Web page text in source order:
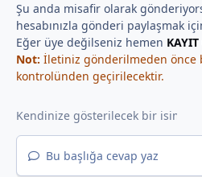
Şu anda misafir olarak
hesabınızla gönderi paylaşmak
Eğer üye değilseniz hemen
Not: İletiniz gönderilmeden önce
kontrolünden geçirilecektir.
Bu başlığa cevap yaz